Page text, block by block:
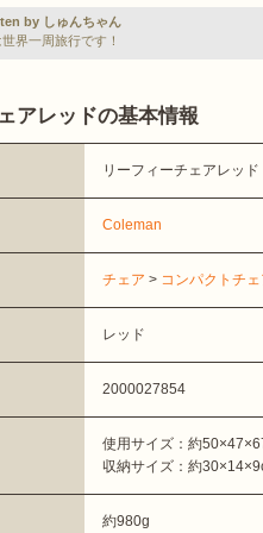
by しゅんちゃん
界一周旅行です！
アレッドの基本情報
リーフィーチェアレッド
Coleman
チェア > コンパクトチェ
レッド
2000027854
使用サイズ：約
収納サイズ：約
約980g